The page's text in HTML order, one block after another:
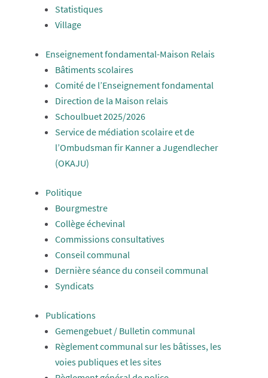
Statistiques
Village
Enseignement fondamental-Maison Relais
Bâtiments scolaires
Comité de l’Enseignement fondamental
Direction de la Maison relais
Schoulbuet 2025/2026
Service de médiation scolaire et de
l’Ombudsman fir Kanner a Jugendlecher
(OKAJU)
Politique
Bourgmestre
Collège échevinal
Commissions consultatives
Conseil communal
Dernière séance du conseil communal
Syndicats
Publications
Gemengebuet / Bulletin communal
Règlement communal sur les bâtisses, les
voies publiques et les sites